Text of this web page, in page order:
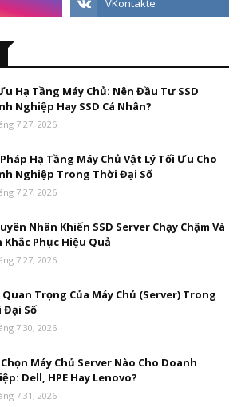
Hạ Tầng Máy Chủ: Nên Đầu Tư SSD
Nghiệp Hay SSD Cá Nhân?
7 27, 2026
Hạ Tầng Máy Chủ Vật Lý Tối Ưu Cho
Nghiệp Trong Thời Đại Số
7 27, 2026
Nhân Khiến SSD Server Chạy Chậm Và
Khắc Phục Hiệu Quả
7 27, 2026
Quan Trọng Của Máy Chủ (Server) Trong
Đại Số
7 30, 2026
Máy Chủ Server Nào Cho Doanh
Dell, HPE Hay Lenovo?
7 31, 2026